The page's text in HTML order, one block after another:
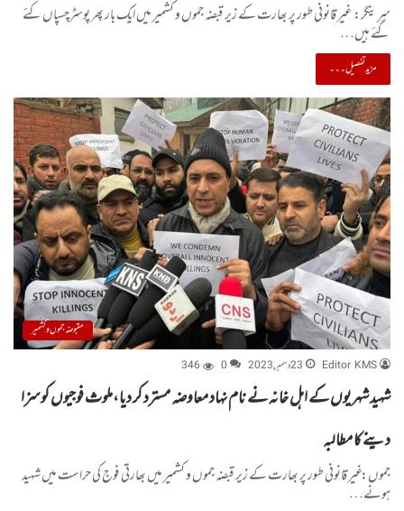
سرینگر: غیر قانونی طور پر بھارت کے زیر قبضہ جموں و کشمیر میں ایک بار پھر پوسٹرچسپاں کئے
گئے ہیں…
مزید تفصیل۔۔۔
مقبوضہ جموں و کشمیر
Editor KMS
23 دسمبر, 2023 0
346
شہید شہریوں کے اہل خانہ نے نام نہاد معاوضہ مسترد کر دیا،ملوث فوجیوں کو سزا
دینے کا مطالبہ
جموں: غیر قانونی طور پر بھارت کے زیر قبضہ جموں و کشمیر میں بھارتی فوج کی حراست میں شہید
ہونے…